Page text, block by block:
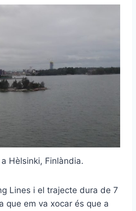
Hèlsinki, Finlàndia.
Lines i el trajecte dura de 7
que em va xocar és que a